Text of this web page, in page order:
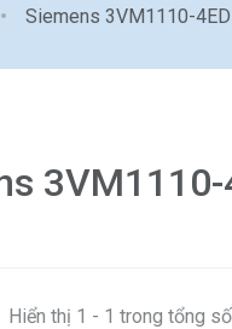
Siemens 3VM1110-
3VM1110-
Hiển thị 1 - 1 trong tổng